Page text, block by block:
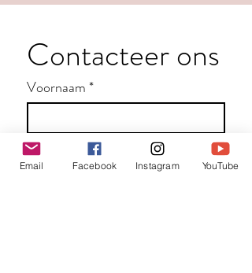
Contacteer ons
Voornaam*
Familienaam
Email Facebook Instagram YouTube